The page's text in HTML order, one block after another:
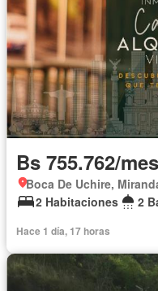
Bs 755.762/mes
Boca De Uchire,
2 Habitaciones
2
Hace 1 día, 17 horas